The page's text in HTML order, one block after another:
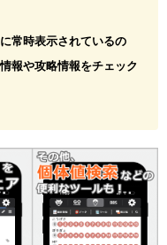
常時表示されているの
報や攻略情報をチェック